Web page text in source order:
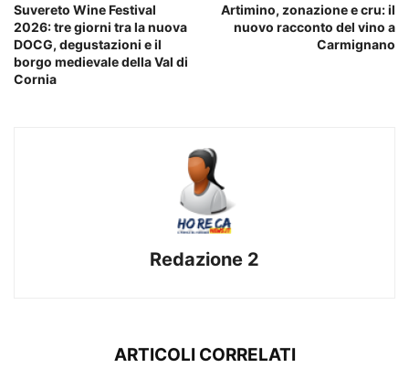
Suvereto Wine Festival
2026: tre giorni tra la nuova
DOCG, degustazioni e il
borgo medievale della Val di
Cornia
Artimino, zonazione e cru: il
nuovo racconto del vino a
Carmignano
Redazione 2
ARTICOLI CORRELATI